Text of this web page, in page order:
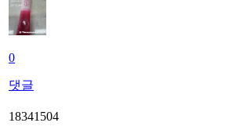
0
댓글
18341504